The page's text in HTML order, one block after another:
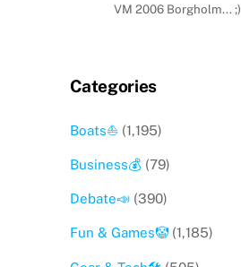
VM 2006 Borgholm... ;)
Categories
Boats⛵️ (1,195)
Business💰 (79)
Debate📣(390)
Fun & Games🤡(1,185)